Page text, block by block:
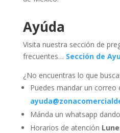
Ayúda
Visita nuestra sección de
frecuentes… Sección de
¿No encuentras lo que
Puedes mandar un correo
Mánda un whatsapp dando
Horarios de atención